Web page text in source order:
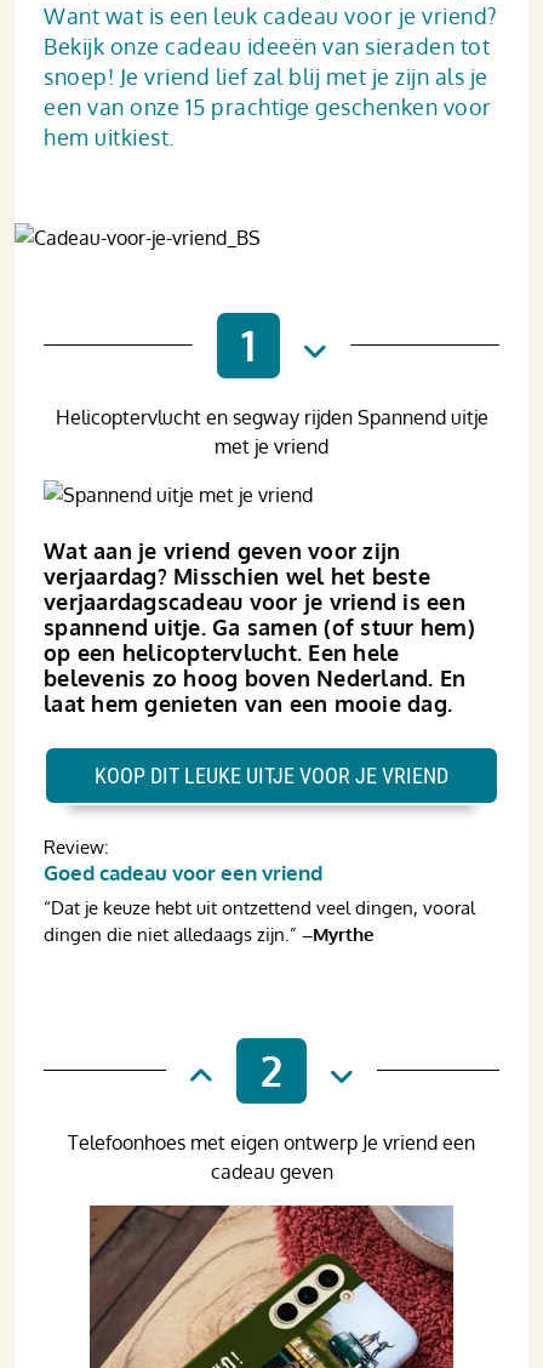
Want wat is een leuk cadeau voor je vriend?
Bekijk onze cadeau ideeën van sieraden tot
snoep! Je vriend lief zal blij met je zijn als je
een van onze 15 prachtige geschenken voor
hem uitkiest.
1
Wat aan je vriend geven voor zijn
verjaardag? Misschien wel het beste
verjaardagscadeau voor je vriend is een
spannend uitje. Ga samen (of stuur hem)
op een helicoptervlucht. Een hele
belevenis zo hoog boven Nederland. En
laat hem genieten van een mooie dag.
Helicoptervlucht en segway rijden Spannend uitje
met je vriend
Review:
Goed cadeau voor een vriend
“Dat je keuze hebt uit ontzettend veel dingen, vooral
dingen die niet alledaags zijn.” –Myrthe
KOOP DIT LEUKE UITJE VOOR JE VRIEND
2
Telefoonhoes met eigen ontwerp Je vriend een
cadeau geven